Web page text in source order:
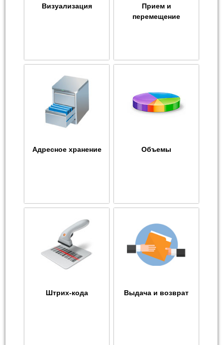
Визуализация
Прием и
перемещение
Адресное хранение Объемы
Штрих-кода Выдача и возврат